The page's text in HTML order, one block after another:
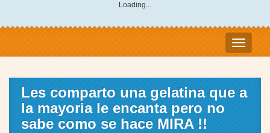
Loading...
Les comparto una gelatina que a
la mayoria le encanta pero no
sabe como se hace MIRA !!